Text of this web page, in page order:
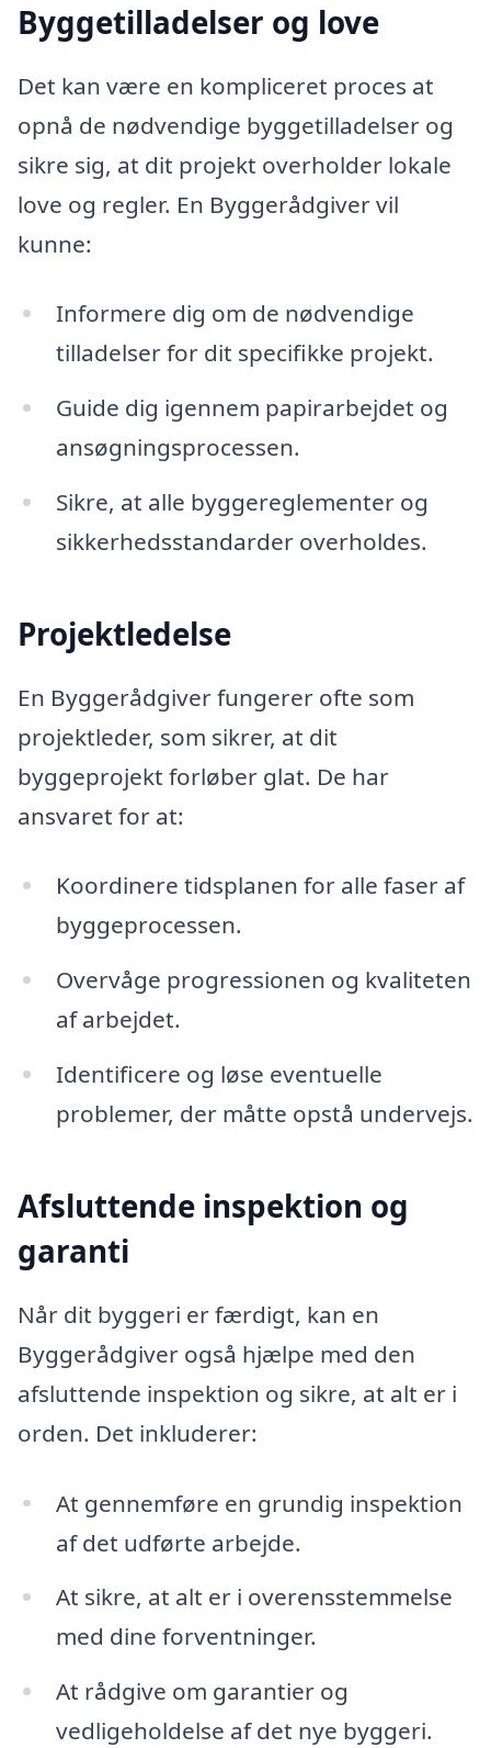
Byggetilladelser og love
Det kan være en kompliceret proces at
opnå de nødvendige byggetilladelser og
sikre sig, at dit projekt overholder lokale
love og regler. En Byggerådgiver vil
kunne:
Informere dig om de nødvendige
tilladelser for dit specifikke projekt.
Guide dig igennem papirarbejdet og
ansøgningsprocessen.
Sikre, at alle byggereglementer og
sikkerhedsstandarder overholdes.
Projektledelse
En Byggerådgiver fungerer ofte som
projektleder, som sikrer, at dit
byggeprojekt forløber glat. De har
ansvaret for at:
Koordinere tidsplanen for alle faser af
byggeprocessen.
Overvåge progressionen og kvaliteten
af arbejdet.
Identificere og løse eventuelle
problemer, der måtte opstå undervejs.
Afsluttende inspektion og
garanti
Når dit byggeri er færdigt, kan en
Byggerådgiver også hjælpe med den
afsluttende inspektion og sikre, at alt er i
orden. Det inkluderer:
At gennemføre en grundig inspektion
af det udførte arbejde.
At sikre, at alt er i overensstemmelse
med dine forventninger.
At rådgive om garantier og
vedligeholdelse af det nye byggeri.